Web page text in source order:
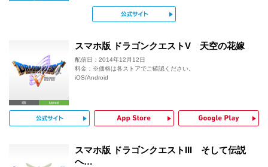
スマホ版 ドラゴンクエストV 天空の花嫁
配信日：2014年12月12日
料金：※価格は各ストアでご確認ください。
iOS/Android
公式サイト App Store
スマホ版 ドラゴンクエストIII そして伝説
へ…